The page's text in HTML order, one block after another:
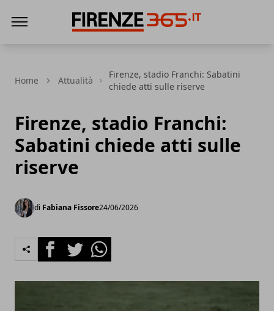
Home Attualità
Firenze, stadio Franchi: Sabatini
chiede atti sulle riserve
Firenze, stadio Franchi:
Sabatini chiede atti sulle
riserve
di Fabiana Fissore24/06/2026
FacebookTwitterWhatsapp